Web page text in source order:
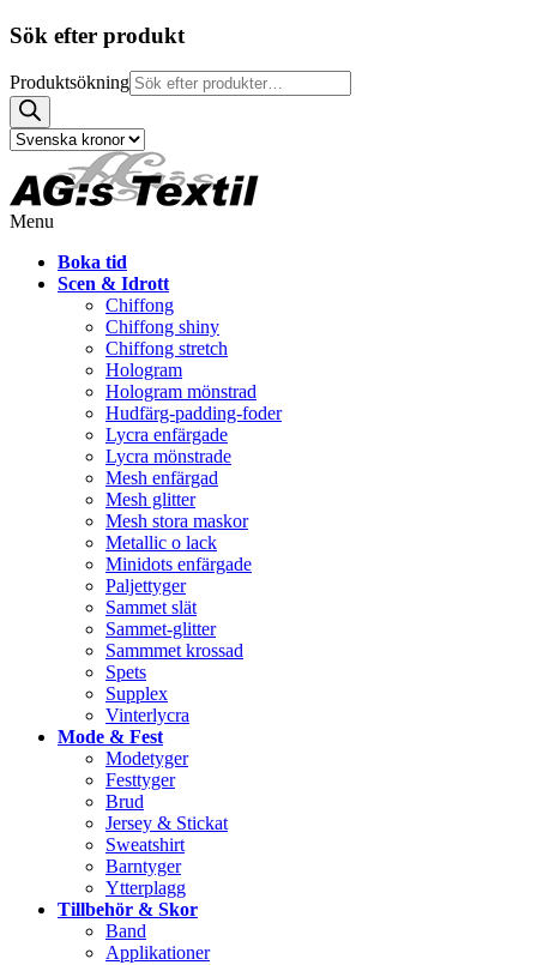
Sök efter produkt
Produktsökning
Menu
Boka tid
Scen & Idrott
Chiffong
Chiffong shiny
Chiffong stretch
Hologram
Hologram mönstrad
Hudfärg-padding-foder
Lycra enfärgade
Lycra mönstrade
Mesh enfärgad
Mesh glitter
Mesh stora maskor
Metallic o lack
Minidots enfärgade
Paljettyger
Sammet slät
Sammet-glitter
Sammmet krossad
Spets
Supplex
Vinterlycra
Mode & Fest
Modetyger
Festtyger
Brud
Jersey & Stickat
Sweatshirt
Barntyger
Ytterplagg
Tillbehör & Skor
Band
Applikationer